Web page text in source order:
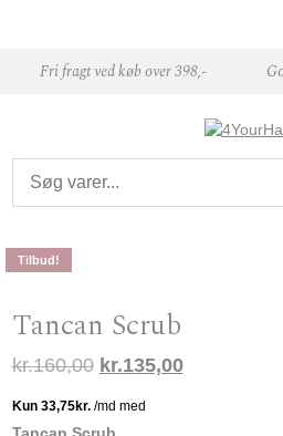
Fri fragt ved køb over 398,-
Tilbud!
Tancan Scrub
kr.160,00 Den oprindelige pris
kr.135,00Den
Tancan Scrub